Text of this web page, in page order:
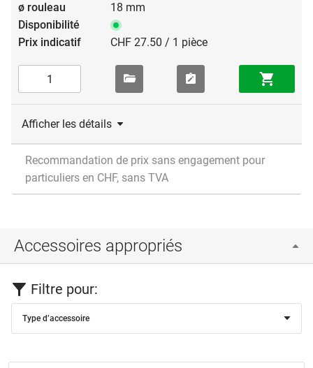
18 mm
CHF 27.50 / 1 pièce
Afficher les détails
Recommandation de prix sans engagement pour
particuliers en CHF, sans TVA
Accessoires appropriés
Filtre pour:
Type d’accessoire